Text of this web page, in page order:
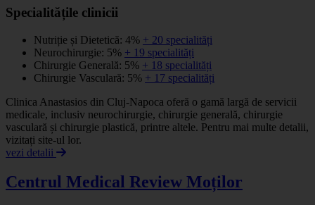
Specialitățile clinicii
Nutriție și Dietetică: 4% + 20 specialități
Neurochirurgie: 5% + 19 specialități
Chirurgie Generală: 5% + 18 specialități
Chirurgie Vasculară: 5% + 17 specialități
Clinica Anastasios din Cluj-Napoca oferă o gamă largă de servicii
medicale, inclusiv neurochirurgie, chirurgie generală, chirurgie
vasculară și chirurgie plastică, printre altele. Pentru mai multe detalii,
vizitați site-ul lor.
vezi detalii
Centrul Medical Review Moților